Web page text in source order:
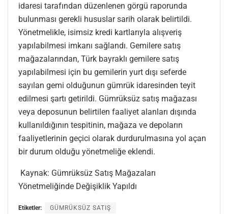
idaresi tarafından düzenlenen görgü raporunda
bulunması gerekli hususlar sarih olarak belirtildi.
Yönetmelikle, isimsiz kredi kartlarıyla alışveriş
yapılabilmesi imkanı sağlandı. Gemilere satış
mağazalarından, Türk bayraklı gemilere satış
yapılabilmesi için bu gemilerin yurt dışı seferde
sayılan gemi olduğunun gümrük idaresinden teyit
edilmesi şartı getirildi. Gümrüksüz satış mağazası
veya deposunun belirtilen faaliyet alanları dışında
kullanıldığının tespitinin, mağaza ve depoların
faaliyetlerinin geçici olarak durdurulmasına yol açan
bir durum olduğu yönetmeliğe eklendi.
Kaynak: Gümrüksüz Satış Mağazaları
Yönetmeliğinde Değişiklik Yapıldı
Etiketler: GÜMRÜKSÜZ SATIŞ